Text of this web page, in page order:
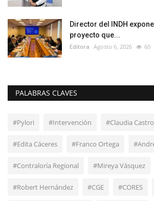
Director del INDH
proyecto que...
Editora Agosto 6, 2026 60
PALABRAS CLAVES
#Pylori #Intervención #Claudia Castro
#Edita Cáceres #Franco Ortega
#Contraloría Regional #Mireya Vásquez
#Robert Hernández #CGE #CORES